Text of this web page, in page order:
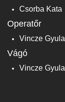
Csorba Kata
Operatőr
Vincze Gyula
Vágó
Vincze Gyula